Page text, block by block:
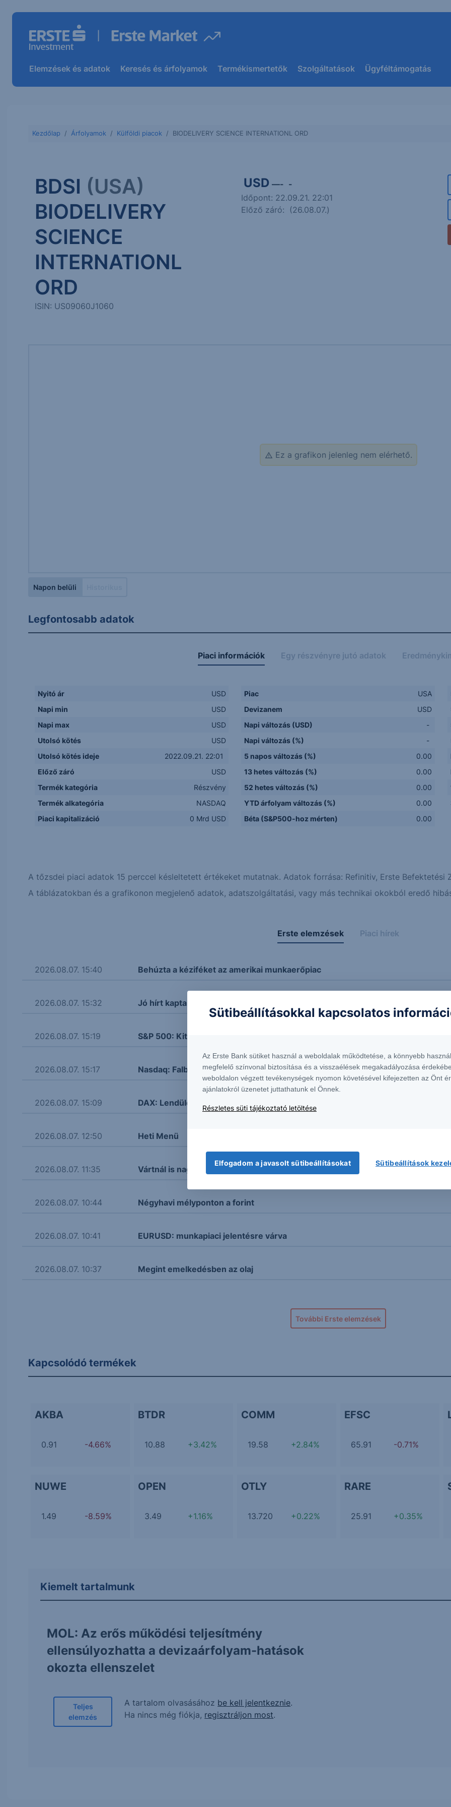
Elemzések és adatok Keresés és árfolyamok Termékismertetők Szolgáltatások Ügyféltámogatás
Kezdőlap Árfolyamok Külföldi piacok BIODELIVERY SCIENCE INTERNATIONL ORD
BDSI (USA)
BIODELIVERY
SCIENCE
INTERNATIONL
ORD
ISIN: US09060J1060
USD —- -
Időpont: 22.09.21. 22:01
Előző záró:
(26.08.07.)
Ez a grafikon jelenleg nem elérhető.
Napon belüli
Legfontosabb adatok
Piaci információk Egy részvényre jutó adatok
Nyitó ár
USD
Napi min
USD
Napi max
USD
Utolsó kötés
USD
Utolsó kötés ideje
2022.09.21. 22:01
Előző záró
USD
Termék kategória
Részvény
Termék alkategória
NASDAQ
Piaci kapitalizáció
0 Mrd USD
Piac
USA
Devizanem
USD
Napi változás (USD)
-
Napi változás (%)
-
5 napos változás (%)
0.00
13 hetes változás (%)
0.00
52 hetes változás (%)
0.00
YTD árfolyam változás (%)
0.00
Béta (S&P500-hoz mérten)
0.00
A tőzsdei piaci adatok 15 perccel késleltetett értékeket mutatnak. Adatok forrása: Refinitiv, Erste Befektetési
A táblázatokban és a grafikonon megjelenő adatok, adatszolgáltatási, vagy más technikai okokból eredő
Erste elemzések Piaci hírek
2026.08.07. 15:40 Behúzta a kéziféket az amerikai munkaerőpiac
2026.08.07. 15:32 Jó hírt kaptak az amerikai napelemes vállalatok
2026.08.07. 15:19 S&P 500: Kitört
2026.08.07. 15:17 Nasdaq: Falba ütközött
2026.08.07. 15:09 DAX: Lendületbe jött
2026.08.07. 12:50 Heti Menü
2026.08.07. 11:35 Vártnál is nagyobb rekord
2026.08.07. 10:44 Négyhavi mélyponton a forint
2026.08.07. 10:41 EURUSD: munkapiaci jelentésre várva
2026.08.07. 10:37 Megint emelkedésben az olaj
További Erste elemzések
Kapcsolódó termékek
AKBA
0.91 -4.66%
BTDR
10.88 +3.42%
COMM
19.58 +2.84%
EFSC
65.91 -0.71%
NUWE
1.49 -8.59%
OPEN
3.49 +1.16%
OTLY
13.720 +0.22%
RARE
25.91 +0.35%
Kiemelt tartalmunk
MOL: Az erős működési teljesítmény
ellensúlyozhatta a devizaárfolyam-hatások
okozta ellenszelet
Teljes
elemzés
A tartalom olvasásához be kell jelentkeznie.
Ha nincs még fiókja, regisztráljon most.
Sütibeállításokkal kapcsolatos
Az Erste Bank sütiket használ a weboldalak működtetése, a könnyebb
megfelelő színvonal biztosítása és a visszaélések megakadályozása
weboldalon végzett tevékenységek nyomon követésével kifejezetten az Önt
ajánlatokról üzenetet juttathatunk el Önnek.
Részletes süti tájékoztató letöltése
Elfogadom a javasolt sütibeállításokat Sütibeállítások